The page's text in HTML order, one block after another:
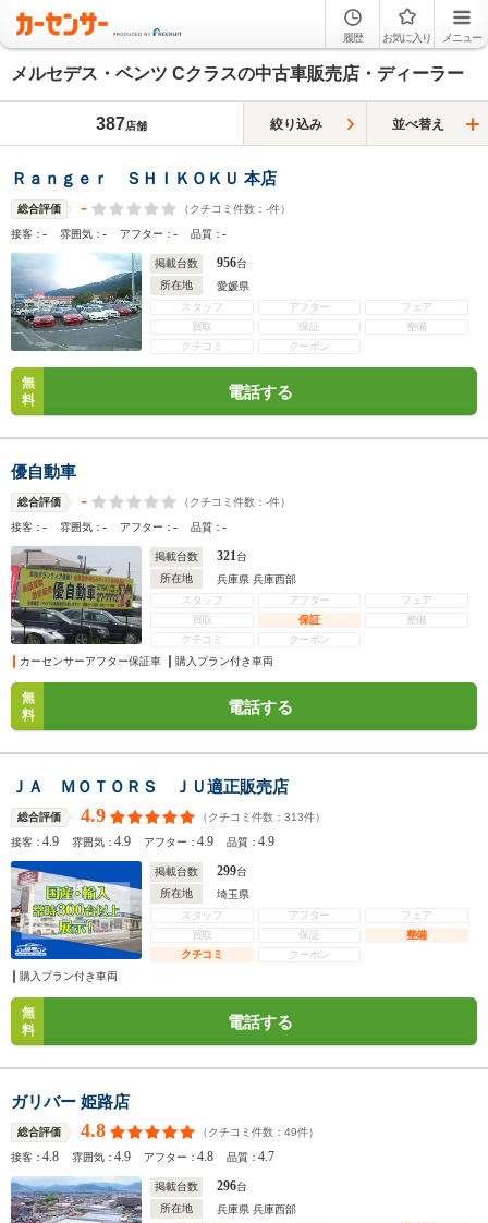
履歴 お気に入り メニュー
メルセデス・ベンツ Cクラスの中古車販売店・ディーラー
387店舗 絞り込み 並べ替え
Ｒａｎｇｅｒ ＳＨＩＫＯＫＵ 本店
総合評価 - （クチコミ件数： -件）
接客：- 雰囲気：- アフター：- 品質：-
掲載台数 956台
所在地
愛媛県
スタッフ
アフター
フェア
買取
保証
整備
クチコミ
クーポン
無
料
電話する
優自動車
総合評価 - （クチコミ件数： -件）
接客：- 雰囲気：- アフター：- 品質：-
掲載台数 321台
所在地
兵庫県 兵庫西部
スタッフ
アフター
フェア
買取
保証
整備
クチコミ
クーポン
カーセンサーアフター保証車
購入プラン付き車両
無
料
電話する
ＪＡ ＭＯＴＯＲＳ ＪＵ適正販売店
総合評価 4.9 （クチコミ件数： 313件）
接客：4.9 雰囲気：4.9 アフター：4.9 品質：4.9
掲載台数 299台
所在地
埼玉県
スタッフ
アフター
フェア
買取
保証
整備
クチコミ
クーポン
購入プラン付き車両
無
料
電話する
ガリバー 姫路店
総合評価 4.8 （クチコミ件数： 49件）
接客：4.8 雰囲気：4.9 アフター：4.8 品質：4.7
掲載台数 296台
所在地
兵庫県 兵庫西部